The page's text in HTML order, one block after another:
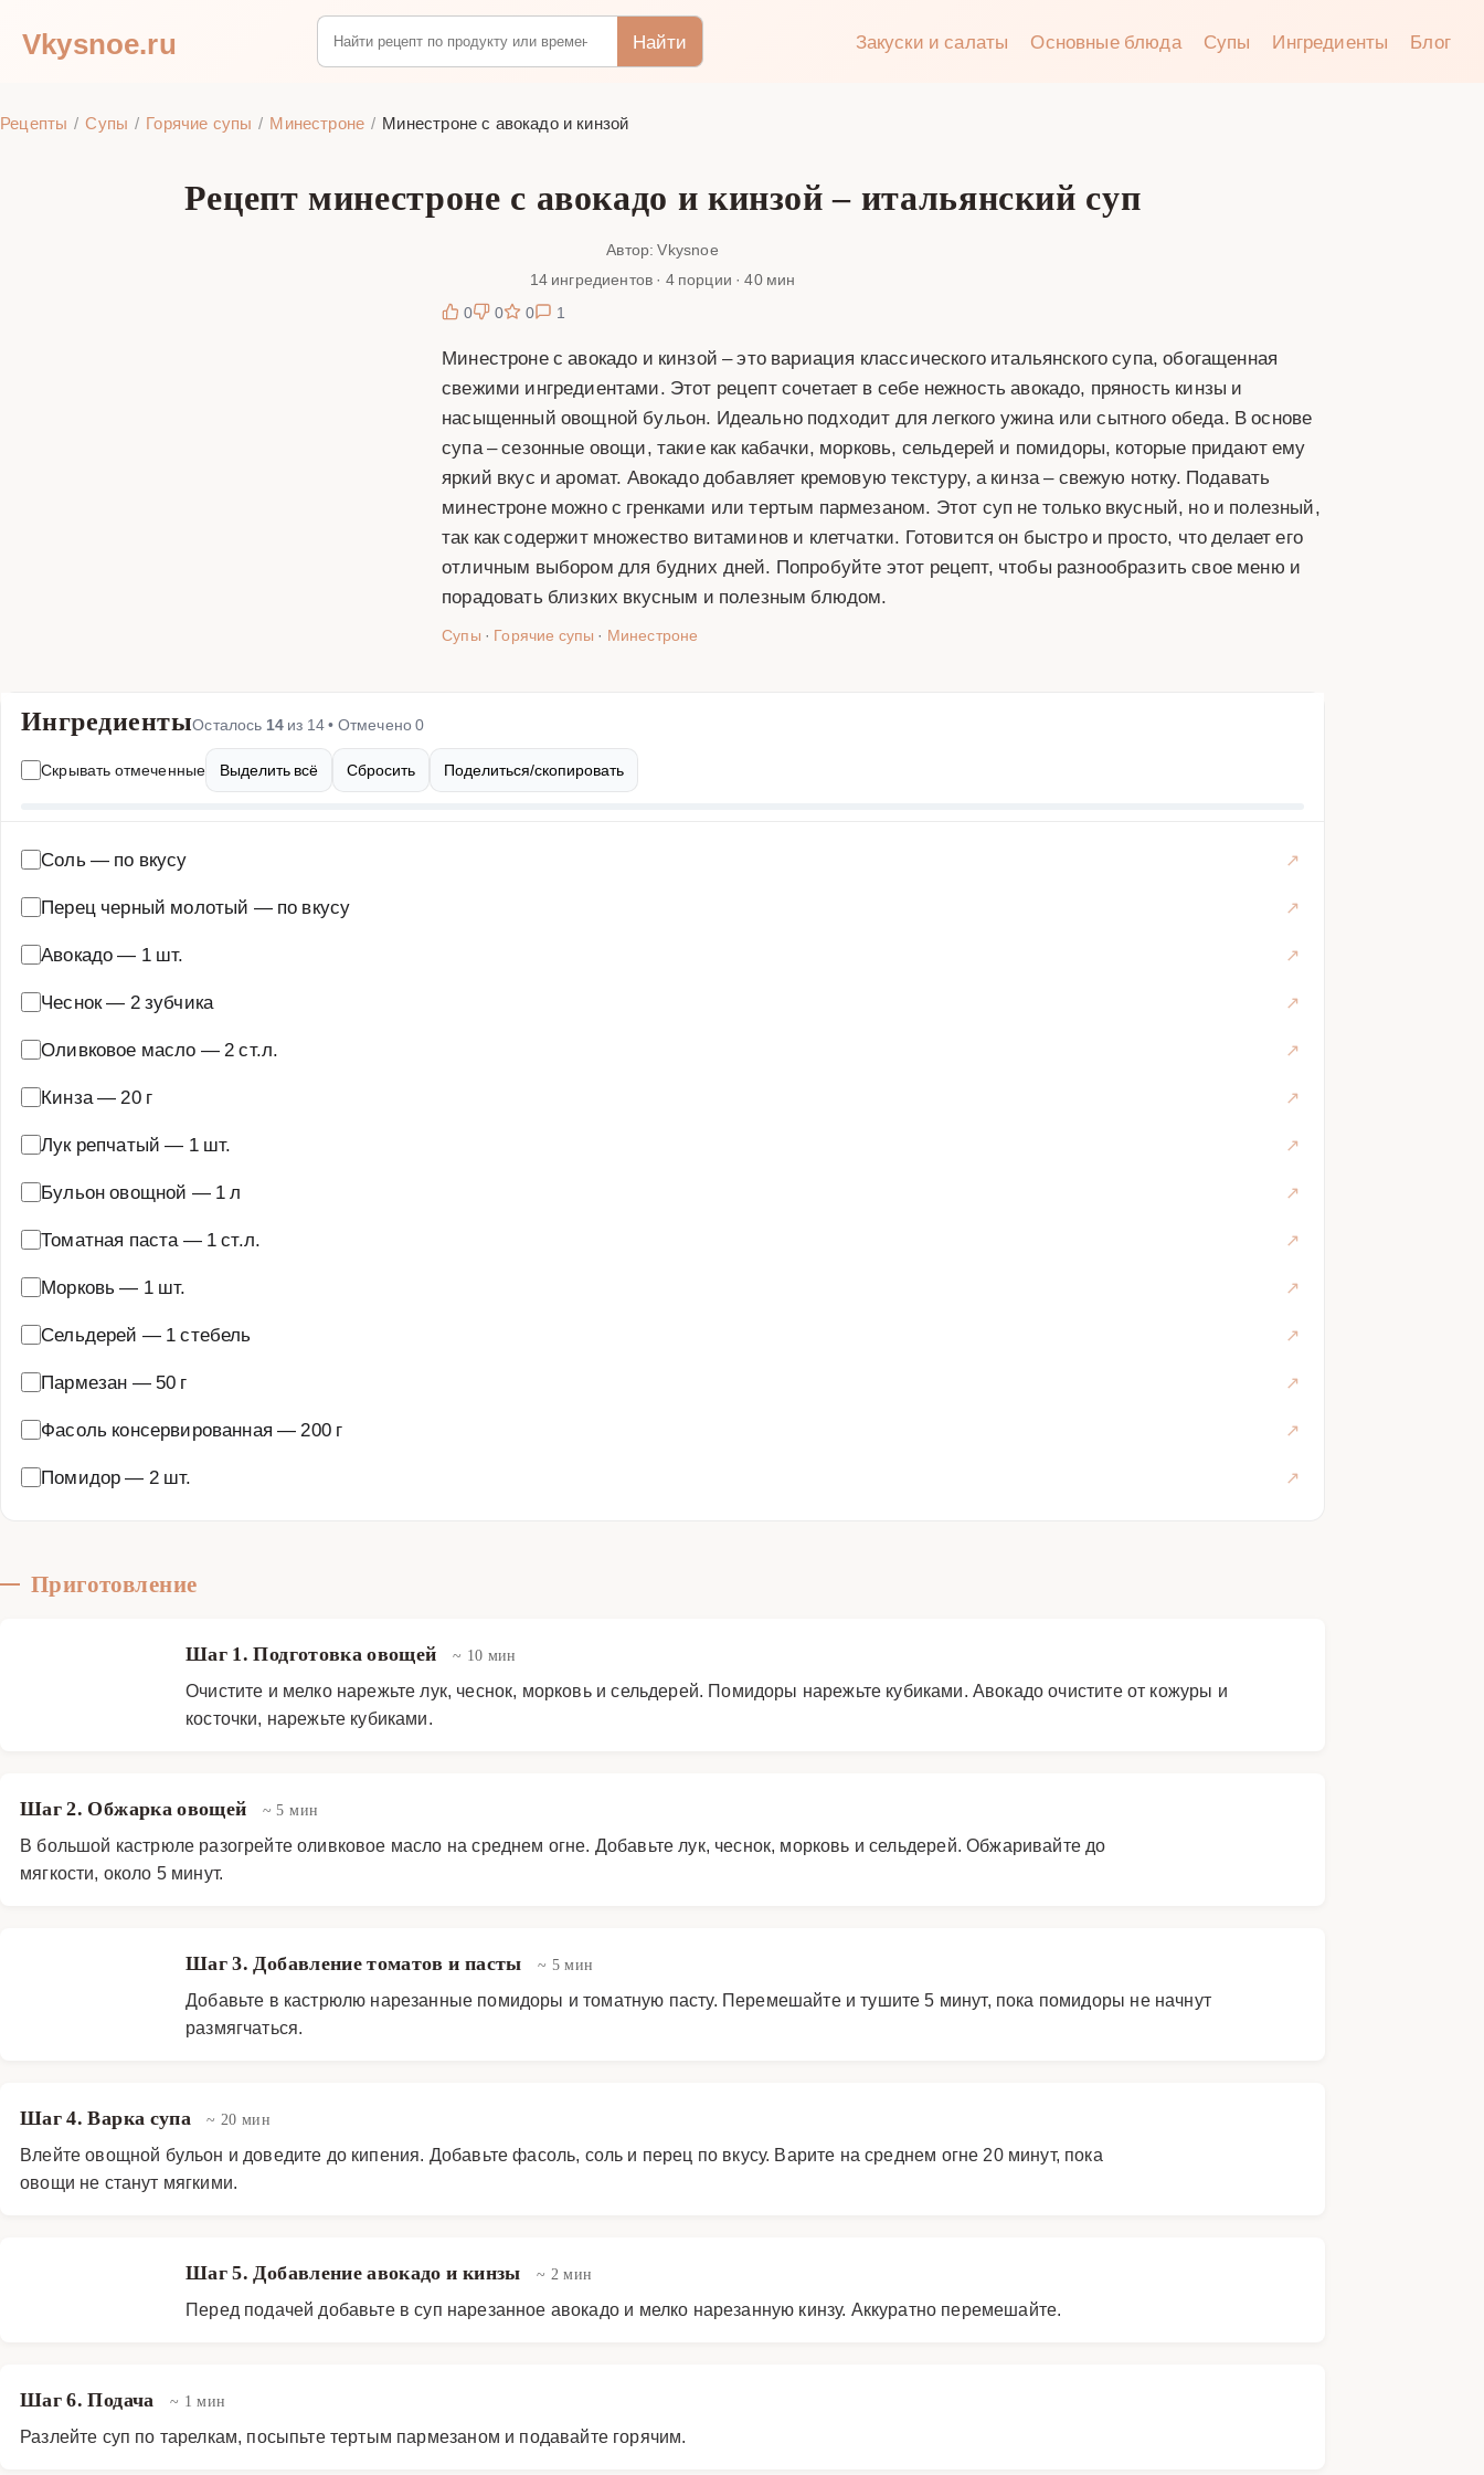
Vkysnoe.ru Найти Закуски и салаты Основные блюда Супы Ингредиенты Блог
Рецепты Супы Горячие супы Минестроне Минестроне с авокадо и кинзой
Рецепт минестроне с авокадо и кинзой – итальянский суп
Автор: Vkysnoe
14 ингредиентов · 4 порции · 40 мин
0
0 0 1
Минестроне с авокадо и кинзой – это вариация классического итальянского супа, обогащенная
свежими ингредиентами. Этот рецепт сочетает в себе нежность авокадо, пряность кинзы и
насыщенный овощной бульон. Идеально подходит для легкого ужина или сытного обеда. В основе
супа – сезонные овощи, такие как кабачки, морковь, сельдерей и помидоры, которые придают ему
яркий вкус и аромат. Авокадо добавляет кремовую текстуру, а кинза – свежую нотку. Подавать
минестроне можно с гренками или тертым пармезаном. Этот суп не только вкусный, но и полезный,
так как содержит множество витаминов и клетчатки. Готовится он быстро и просто, что делает его
отличным выбором для будних дней. Попробуйте этот рецепт, чтобы разнообразить свое меню и
порадовать близких вкусным и полезным блюдом.
Супы · Горячие супы · Минестроне
ИнгредиентыОсталось 14 из 14• Отмечено0
Скрывать отмеченные Выделить всё Сбросить Поделиться/скопировать
Соль — по вкусу
Перец черный молотый — по вкусу
Авокадо— 1 шт.
Чеснок— 2 зубчика
Оливковое масло — 2 ст.л.
Кинза— 20 г
Лук репчатый — 1 шт.
Бульон овощной — 1 л
Томатная паста — 1 ст.л.
Морковь — 1 шт.
Сельдерей — 1 стебель
Пармезан — 50 г
Фасоль консервированная — 200 г
Помидор— 2 шт.
Приготовление
Шаг 1. Подготовка овощей ~ 10 мин
Очистите и мелко нарежьте лук, чеснок, морковь и сельдерей. Помидоры нарежьте кубиками. Авокадо очистите от кожуры и
косточки, нарежьте кубиками.
Шаг 2. Обжарка овощей ~ 5 мин
В большой кастрюле разогрейте оливковое масло на среднем огне. Добавьте лук, чеснок, морковь и сельдерей. Обжаривайте до
мягкости, около 5 минут.
Шаг 3. Добавление томатов и пасты ~ 5 мин
Добавьте в кастрюлю нарезанные помидоры и томатную пасту. Перемешайте и тушите 5 минут, пока помидоры не начнут
размягчаться.
Шаг 4. Варка супа ~ 20 мин
Влейте овощной бульон и доведите до кипения. Добавьте фасоль, соль и перец по вкусу. Варите на среднем огне 20 минут, пока
овощи не станут мягкими.
Шаг 5. Добавление авокадо и кинзы ~ 2 мин
Перед подачей добавьте в суп нарезанное авокадо и мелко нарезанную кинзу. Аккуратно перемешайте.
Шаг 6. Подача ~ 1 мин
Разлейте суп по тарелкам, посыпьте тертым пармезаном и подавайте горячим.